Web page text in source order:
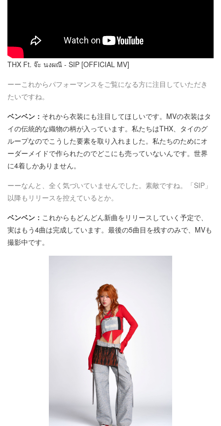
THX Ft. จ๊ะ นงผณี - SIP [OFFICIAL MV]
ーーこれからパフォーマンスをご覧になる方に注目していただき
たいですね。
ベンベン： それから衣装にも注目してほしいです。MVの衣装はタ
イの伝統的な織物の柄が入っています。私たちはTHX、タイのグ
ループなのでこうした要素を取り入れました。私たちのためにオ
ーダーメイドで作られたのでどこにも売っていないんです。世界
に4着しかありません。
ーーなんと、全く気づいていませんでした。素敵ですね。「SIP」
以降もリリースを控えているとか。
ベンベン： これからもどんどん新曲をリリースしていく予定で、
実はもう4曲は完成しています。最後の5曲目を残すのみで、MVも
撮影中です。